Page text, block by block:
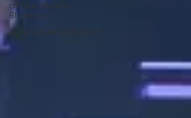
critique théâtre
Rhinocéros
ZoneCulture 2026-2027